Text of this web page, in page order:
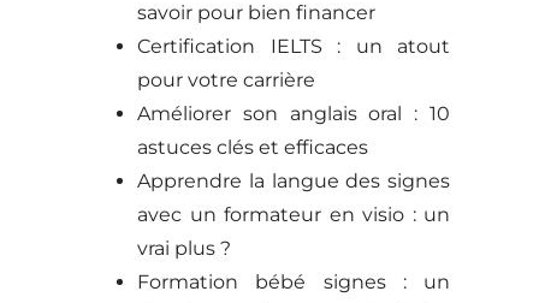
savoir pour bien financer
Certification IELTS : un atout
pour votre carrière
Améliorer son anglais oral : 10
astuces clés et efficaces
Apprendre la langue des signes
avec un formateur en visio : un
vrai plus ?
Formation bébé signes : un